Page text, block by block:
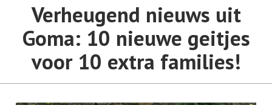
Verheugend nieuws uit
Goma: 10 nieuwe geitjes
voor 10 extra families!